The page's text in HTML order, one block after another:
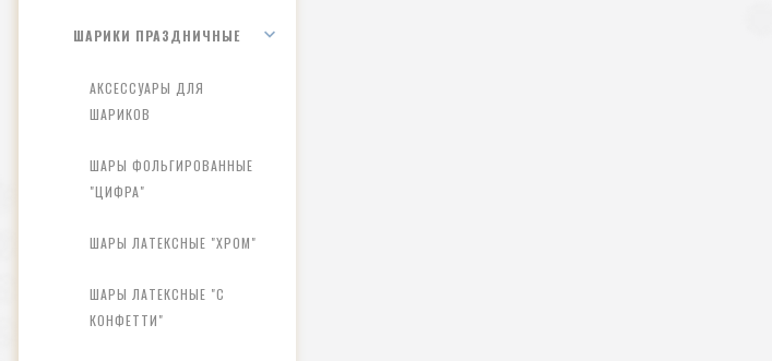
ШАРИКИ ПРАЗДНИЧНЫЕ
АКСЕССУАРЫ ДЛЯ
ШАРИКОВ
ШАРЫ ФОЛЬГИРОВАННЫЕ
"ЦИФРА"
ШАРЫ ЛАТЕКСНЫЕ "ХРОМ"
ШАРЫ ЛАТЕКСНЫЕ "С
КОНФЕТТИ"